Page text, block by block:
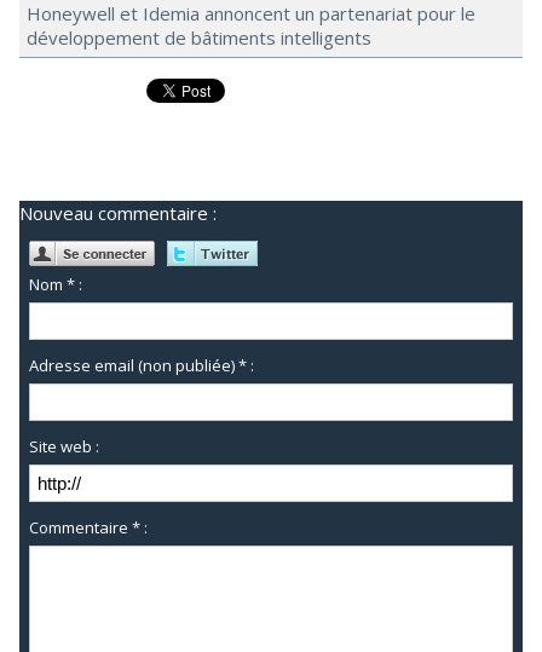
Honeywell et Idemia annoncent un partenariat pour le
développement de bâtiments intelligents
Nouveau commentaire :
Nom * :
Adresse email (non publiée) * :
Site web :
Commentaire * :